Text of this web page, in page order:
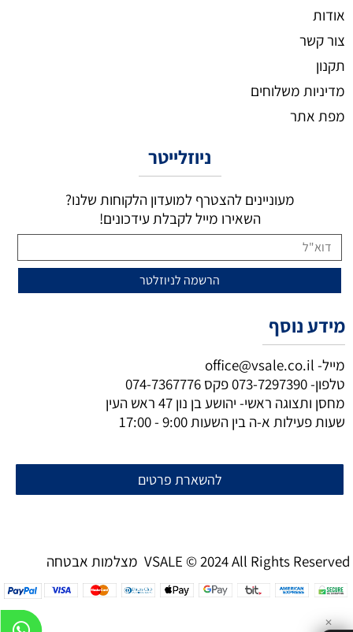
אודות
צור קשר
תקנון
מדיניות משלוחים
מפת אתר
ניוזלייטר
מעוניינים להצטרף למועדון הלקוחות שלנו?
השאירו מייל לקבלת עידכונים!
מידע נוסף
מייל- office@vsale.co.il
טלפון-073-7297390פקס 074-7367776
מחסן ותצוגה ראשי- יהושע בן נון 47 ראש העין
שעות פעילות א-ה בין השעות 9:00 - 17:00
להשארת פרטים
מצלמות אבטחה VSALE © 2024 All Rights Reserved
✕